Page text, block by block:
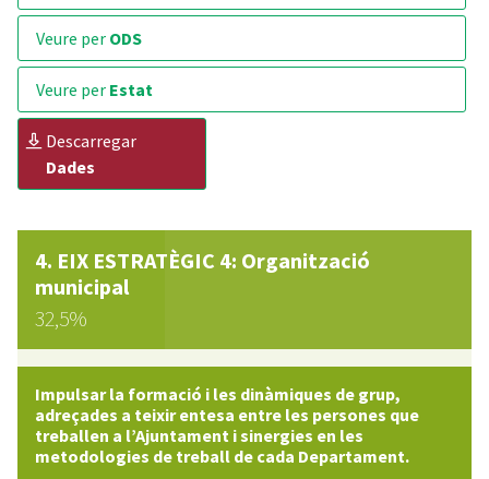
veure per ODS
veure per Estat
descarregar
Dades
EIX ESTRATÈGIC 4: Organització
municipal
32,5%
Impulsar la formació i les dinàmiques de grup,
adreçades a teixir entesa entre les persones que
treballen a l’Ajuntament i sinergies en les
metodologies de treball de cada Departament.